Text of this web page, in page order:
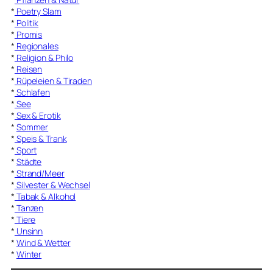
* Poetry Slam
* Politik
* Promis
* Regionales
* Religion & Philo
* Reisen
* Rüpeleien & Tiraden
* Schlafen
* See
* Sex & Erotik
* Sommer
* Speis & Trank
* Sport
* Städte
* Strand/Meer
* Silvester & Wechsel
* Tabak & Alkohol
* Tanzen
* Tiere
* Unsinn
* Wind & Wetter
* Winter